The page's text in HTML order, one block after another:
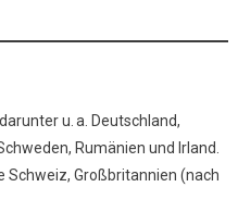
u. a. Deutschland,
Rumänien und Irland.
Schweiz, Großbritannien (nach